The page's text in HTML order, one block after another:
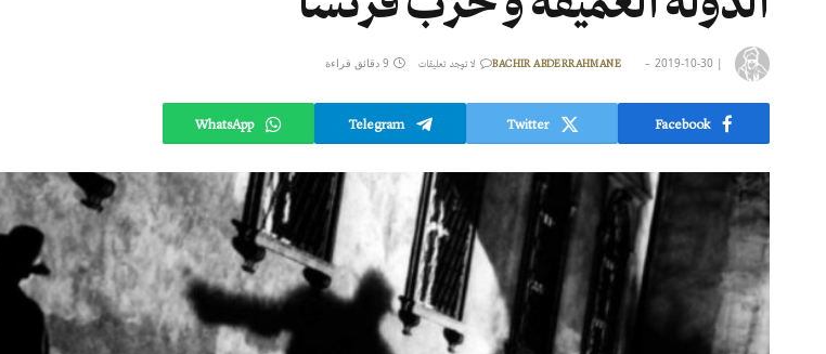
|
BACHIR ABDERRAHMANE 2019-10-30 لا توجد تعليقات 9 دقائق قراءة
Facebook
Twitter
Telegram
WhatsApp